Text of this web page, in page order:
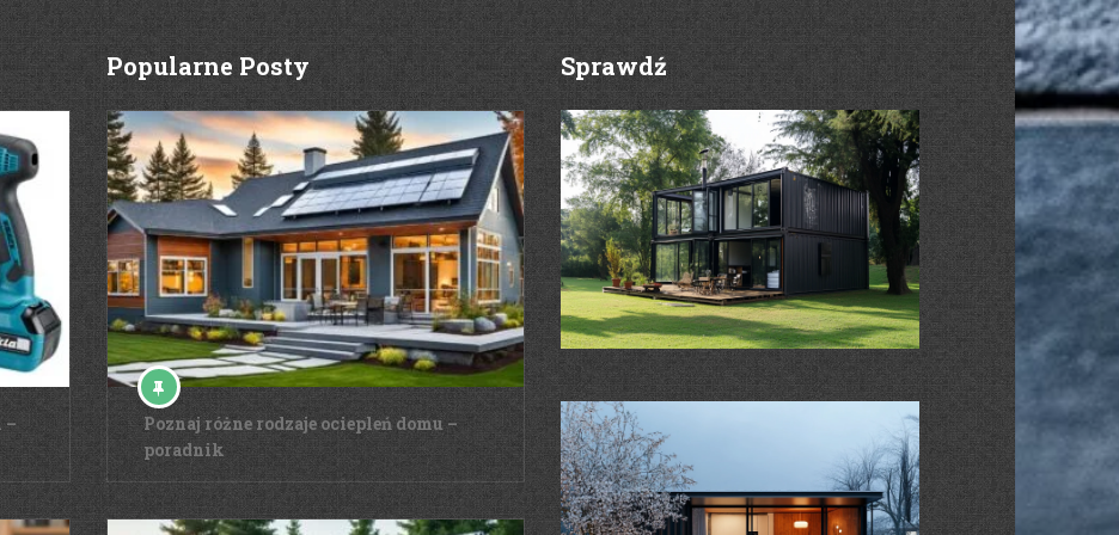
–
Popularne Posty
Poznaj różne rodzaje ociepleń domu –
poradnik
Sprawdź